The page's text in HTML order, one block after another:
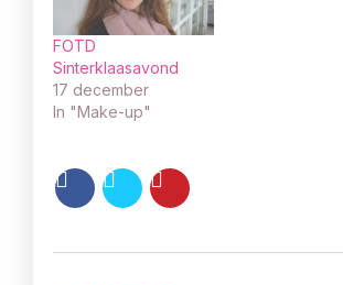
FOTD
Sinterklaasavond
17 december
In "Make-up"